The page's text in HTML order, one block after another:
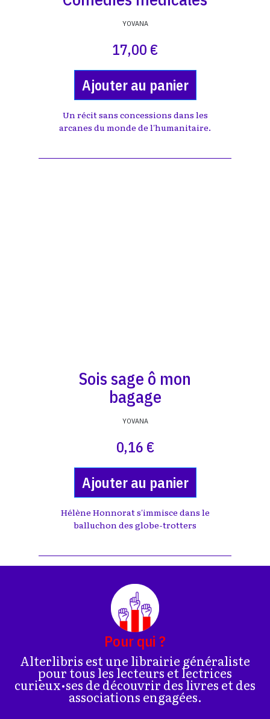
YOVANA
17,00 €
Ajouter au panier
Un récit sans concessions dans les
arcanes du monde de l'humanitaire.
Sois sage ô mon
bagage
YOVANA
0,16 €
Ajouter au panier
Hélène Honnorat s'immisce dans le
balluchon des globe-trotters
Pour qui ?
Alterlibris est une librairie généraliste
pour tous les lecteurs et lectrices
curieux•ses de découvrir des livres et des
associations engagées.